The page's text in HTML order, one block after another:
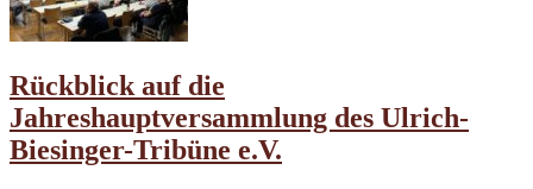
Rückblick auf die
Jahreshauptversammlung des Ulrich-
Biesinger-Tribüne e.V.